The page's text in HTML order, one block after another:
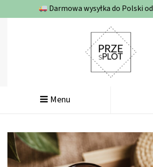
Darmowa wysyłka do Polski od
Menu